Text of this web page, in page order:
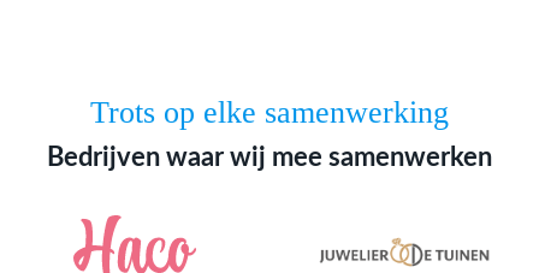
Trots op elke samenwerking
Bedrijven waar wij mee samenwerken